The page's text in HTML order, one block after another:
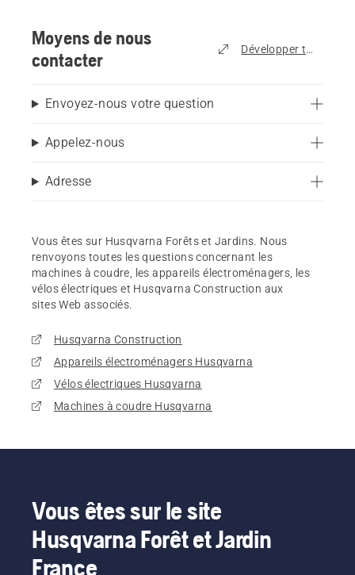
Moyens de nous
contacter
Développer tout
Envoyez-nous votre question
Appelez-nous
Adresse
Vous êtes sur Husqvarna Forêts et Jardins. Nous
renvoyons toutes les questions concernant les
machines à coudre, les appareils électroménagers, les
vélos électriques et Husqvarna Construction aux
sites Web associés.
Husqvarna Construction
Appareils électroménagers Husqvarna
Vélos électriques Husqvarna
Machines à coudre Husqvarna
Vous êtes sur le site
Husqvarna Forêt et Jardin
France